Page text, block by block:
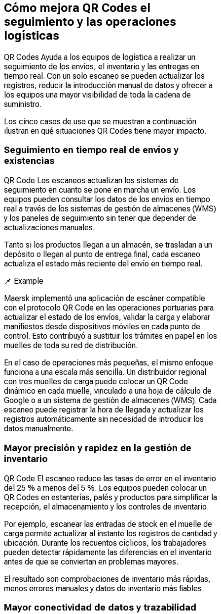
Cómo mejora QR Codes el
seguimiento y las operaciones
logísticas
QR Codes Ayuda a los equipos de logística a realizar un
seguimiento de los envíos, el inventario y las entregas en
tiempo real. Con un solo escaneo se pueden actualizar los
registros, reducir la introducción manual de datos y ofrecer a
los equipos una mayor visibilidad de toda la cadena de
suministro.
Los cinco casos de uso que se muestran a continuación
ilustran en qué situaciones QR Codes tiene mayor impacto.
Seguimiento en tiempo real de envíos y
existencias
QR Code Los escaneos actualizan los sistemas de
seguimiento en cuanto se pone en marcha un envío. Los
equipos pueden consultar los datos de los envíos en tiempo
real a través de los sistemas de gestión de almacenes (WMS)
y los paneles de seguimiento sin tener que depender de
actualizaciones manuales.
Tanto si los productos llegan a un almacén, se trasladan a un
depósito o llegan al punto de entrega final, cada escaneo
actualiza el estado más reciente del envío en tiempo real.
📌 Example
Maersk implementó una aplicación de escáner compatible
con el protocolo QR Code en las operaciones portuarias para
actualizar el estado de los envíos, validar la carga y elaborar
manifiestos desde dispositivos móviles en cada punto de
control. Esto contribuyó a sustituir los trámites en papel en los
muelles de toda su red de distribución.
En el caso de operaciones más pequeñas, el mismo enfoque
funciona a una escala más sencilla. Un distribuidor regional
con tres muelles de carga puede colocar un QR Code
dinámico en cada muelle, vinculado a una hoja de cálculo de
Google o a un sistema de gestión de almacenes (WMS). Cada
escaneo puede registrar la hora de llegada y actualizar los
registros automáticamente sin necesidad de introducir los
datos manualmente.
Mayor precisión y rapidez en la gestión de
inventario
QR Code El escaneo reduce las tasas de error en el inventario
del 25 % a menos del 5 %. Los equipos pueden colocar un
QR Codes en estanterías, palés y productos para simplificar la
recepción, el almacenamiento y los controles de inventario.
Por ejemplo, escanear las entradas de stock en el muelle de
carga permite actualizar al instante los registros de cantidad y
ubicación. Durante los recuentos cíclicos, los trabajadores
pueden detectar rápidamente las diferencias en el inventario
antes de que se conviertan en problemas mayores.
El resultado son comprobaciones de inventario más rápidas,
menos errores manuales y datos de inventario más fiables.
Mayor conectividad de datos y trazabilidad